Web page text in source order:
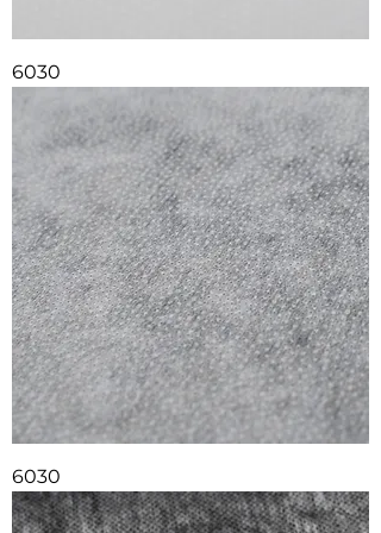
6030
6030